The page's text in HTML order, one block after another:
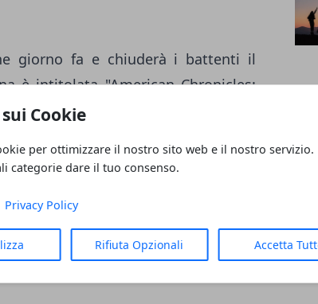
Cookie
per ottimizzare il nostro sito web e il nostro servizio.
categorie dare il tuo consenso.
Privacy Policy
Rifiuta Opzionali Accetta
giorno fa e chiuderà i battenti il
è intitolata "American Chronicles:
l'iter creativo del
lui, gli Stati Uniti avrebbero
foto, dipinti e documenti, tra cui
Saturday Evening Post. Il biglietto
9,50 euro).